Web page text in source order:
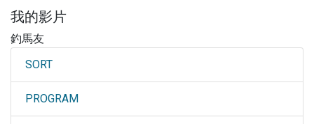
我的影片
釣馬友
SORT
PROGRAM